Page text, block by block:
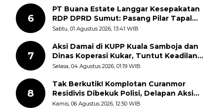
6
PT Buana Estate Langgar Kesepakatan
RDP DPRD Sumut: Pasang Pilar Tapal
Batas Sepihak Tanpa Libatkan
Sabtu, 01 Agustus 2026, 13:41 WIB
7
Aksi Damai di KUPP Kuala Samboja dan
Dinas Koperasi Kukar, Tuntut Keadilan
dan Kesempatan Kerja yang Adil
Selasa, 04 Agustus 2026, 01:19 WIB
8
Tak Berkutik! Komplotan Curanmor
Residivis Dibekuk Polisi, Delapan Aksi
Curanmor Di Candipuro Terungkap
Kamis, 06 Agustus 2026, 12:50 WIB